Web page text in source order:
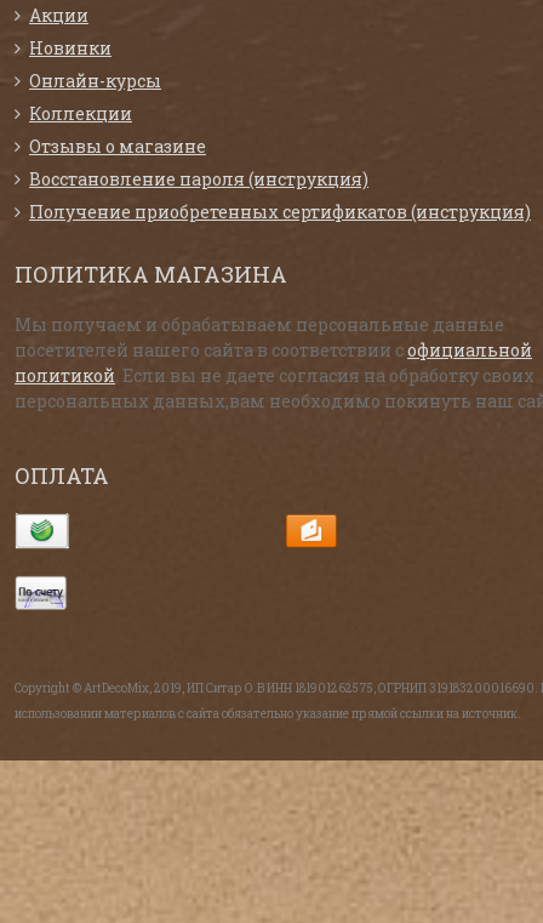
Акции
Новинки
Онлайн-курсы
Коллекции
Отзывы о магазине
Восстановление пароля (инструкция)
Получение приобретенных сертификатов (инструкция)
ПОЛИТИКА МАГАЗИНА
Мы получаем и обрабатываем персональные данные
посетителей нашего сайта в соответствии софициальной
политикой. Если вы не даете согласия на обработку своих
персональных данных,вам необходимо покинуть наш
ОПЛАТА
Copyright © ArtDecoMix, 2019, ИП Ситар О.В ИНН 181901262575, ОГРНИП 319183200016690.
использовании материалов с сайта обязательно указание прямой ссылки на источник.